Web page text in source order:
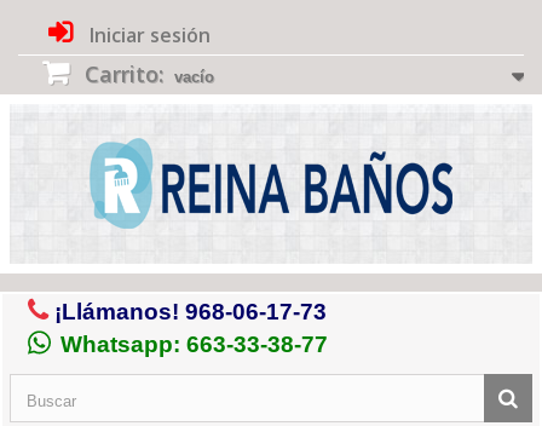
Iniciar sesión
Carrito: vacío
¡Llámanos! 968-06-17-73
Whatsapp: 663-33-38-77